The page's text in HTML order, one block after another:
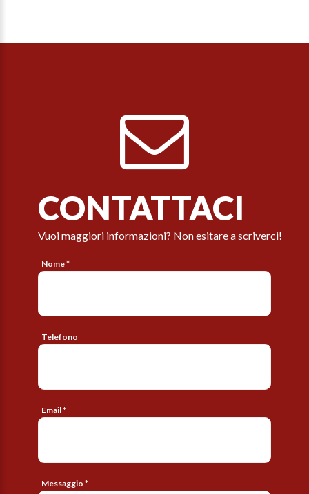
CONTATTACI
Vuoi maggiori informazioni? Non esitare a scriverci!
Nome *
Telefono
Email *
Messaggio *